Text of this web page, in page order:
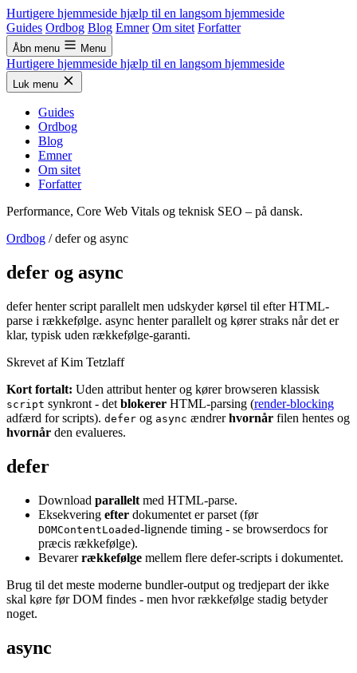
Hurtigere hjemmeside hjælp til en langsom hjemmeside
Guides Ordbog Blog Emner Om sitet Forfatter
Åbn menu Menu
Hurtigere hjemmeside hjælp til en langsom hjemmeside
Luk menu
Guides
Ordbog
Blog
Emner
Om sitet
Forfatter
Performance, Core Web Vitals og teknisk SEO – på dansk.
Ordbog /defer og async
defer og async
defer henter script parallelt men udskyder kørsel til efter HTML-
parse i rækkefølge. async henter parallelt og kører straks når det er
klar, typisk uden rækkefølge-garanti.
Skrevet af Kim Tetzlaff
Kort fortalt: Uden attribut henter og kører browseren klassisk
script synkront - det blokerer HTML-parsing (render-blocking
adfærd for scripts). defer og async ændrerhvornår filen hentes og
hvornår den evalueres.
defer
Download parallelt med HTML-parse.
Eksekvering efter dokumentet er parset (før
DOMContentLoaded-lignende timing - se browserdocs for
præcis rækkefølge).
Bevarerrækkefølge mellem flere defer-scripts i dokumentet.
Brug til det meste moderne bundler-output og tredjepart der ikke
skal køre før DOM findes - men hvor rækkefølge stadig betyder
noget.
async